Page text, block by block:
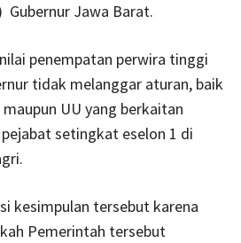
Gubernur Jawa Barat.
penempatan perwira tinggi
tidak melanggar aturan, baik
UU yang berkaitan
setingkat eselon 1 di
kesimpulan tersebut karena
Pemerintah tersebut